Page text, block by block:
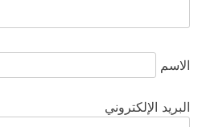
الاسم
البريد الإلكتروني